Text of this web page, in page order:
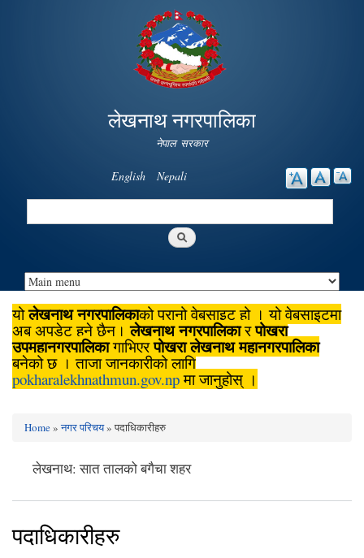
main
content
लेखनाथ नगरपालिका
नेपाल सरकार
English Nepali
Search
योलेखनाथ नगरपालिकाको पुरानो वेबसाइट हो । यो वेबसाइटमा
अब अपडेट हुने छैन।लेखनाथ नगरपालिकारपोखरा
उपमहानगरपालिकागाभिएरपोखरा लेखनाथ महानगरपालिका
बनेको छ । ताजा जानकारीको लागि
pokharalekhnathmun.gov.npमा जानुहोस् ।
Home»नगर परिचय» पदाधिकारीहरु
लेखनाथ: सात तालको बगैचा शहर
पदाधिकारीहरु